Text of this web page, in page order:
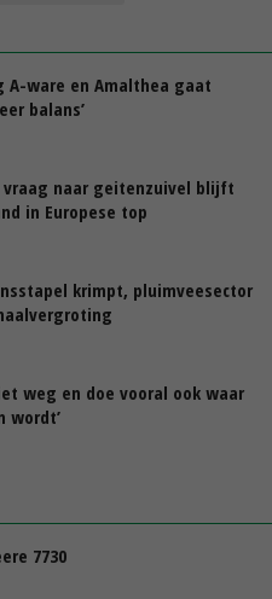
A-ware en Amalthea gaat
balans’
naar geitenzuivel blijft
in Europese top
krimpt, pluimveesector
weg en doe vooral ook waar
wordt’
7730